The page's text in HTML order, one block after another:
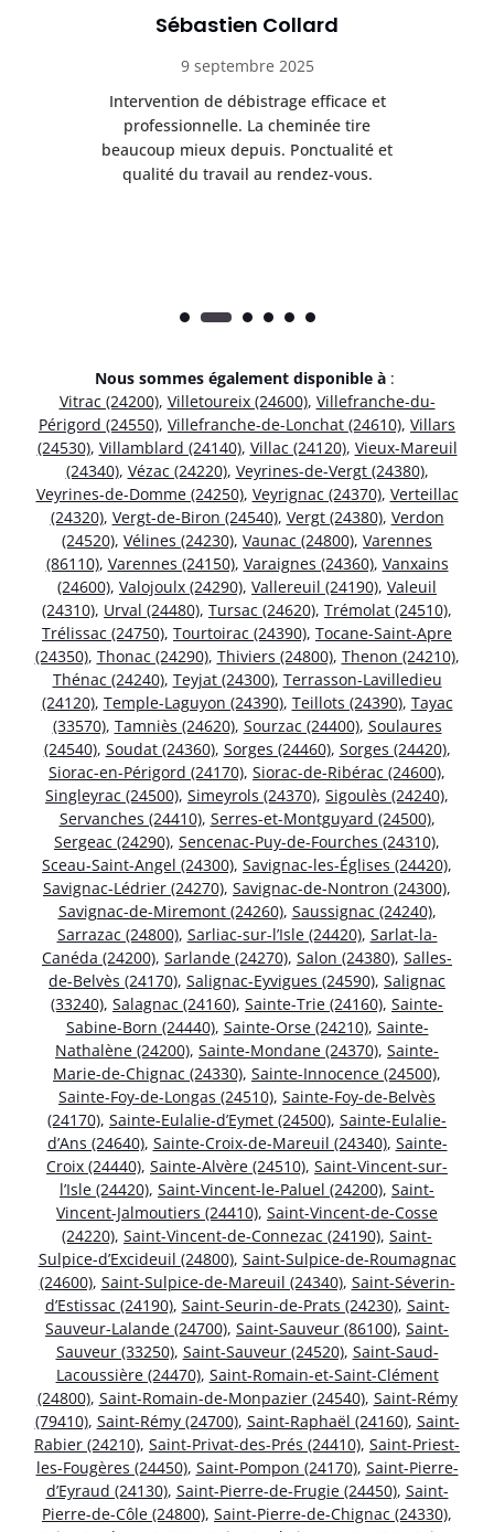
Sébastien Collard
9 septembre 2025
Intervention de débistrage efficace et
professionnelle. La cheminée tire
beaucoup mieux depuis. Ponctualité et
qualité du travail au rendez-vous.
Nous sommes également disponible à :
Vitrac (24200), Villetoureix (24600), Villefranche-du-
Périgord (24550), Villefranche-de-Lonchat (24610), Villars
(24530), Villamblard (24140), Villac (24120), Vieux-Mareuil
(24340), Vézac (24220), Veyrines-de-Vergt (24380),
Veyrines-de-Domme (24250), Veyrignac (24370), Verteillac
(24320), Vergt-de-Biron (24540), Vergt (24380), Verdon
(24520), Vélines (24230), Vaunac (24800), Varennes
(86110), Varennes (24150), Varaignes (24360), Vanxains
(24600), Valojoulx (24290), Vallereuil (24190), Valeuil
(24310), Urval (24480), Tursac (24620), Trémolat (24510),
Trélissac (24750), Tourtoirac (24390), Tocane-Saint-Apre
(24350), Thonac (24290), Thiviers (24800), Thenon (24210),
Thénac (24240), Teyjat (24300), Terrasson-Lavilledieu
(24120), Temple-Laguyon (24390), Teillots (24390), Tayac
(33570), Tamniès (24620), Sourzac (24400), Soulaures
(24540), Soudat (24360), Sorges (24460), Sorges (24420),
Siorac-en-Périgord (24170), Siorac-de-Ribérac (24600),
Singleyrac (24500), Simeyrols (24370), Sigoulès (24240),
Servanches (24410), Serres-et-Montguyard (24500),
Sergeac (24290), Sencenac-Puy-de-Fourches (24310),
Sceau-Saint-Angel (24300), Savignac-les-Églises (24420),
Savignac-Lédrier (24270), Savignac-de-Nontron (24300),
Savignac-de-Miremont (24260), Saussignac (24240),
Sarrazac (24800), Sarliac-sur-l’Isle (24420), Sarlat-la-
Canéda (24200), Sarlande (24270), Salon (24380), Salles-
de-Belvès (24170), Salignac-Eyvigues (24590), Salignac
(33240), Salagnac (24160), Sainte-Trie (24160), Sainte-
Sabine-Born (24440), Sainte-Orse (24210), Sainte-
Nathalène (24200), Sainte-Mondane (24370), Sainte-
Marie-de-Chignac (24330), Sainte-Innocence (24500),
Sainte-Foy-de-Longas (24510), Sainte-Foy-de-Belvès
(24170), Sainte-Eulalie-d’Eymet (24500), Sainte-Eulalie-
d’Ans (24640), Sainte-Croix-de-Mareuil (24340), Sainte-
Croix (24440), Sainte-Alvère (24510), Saint-Vincent-sur-
l’Isle (24420), Saint-Vincent-le-Paluel (24200), Saint-
Vincent-Jalmoutiers (24410), Saint-Vincent-de-Cosse
(24220), Saint-Vincent-de-Connezac (24190), Saint-
Sulpice-d’Excideuil (24800), Saint-Sulpice-de-Roumagnac
(24600), Saint-Sulpice-de-Mareuil (24340), Saint-Séverin-
d’Estissac (24190), Saint-Seurin-de-Prats (24230), Saint-
Sauveur-Lalande (24700), Saint-Sauveur (86100), Saint-
Sauveur (33250), Saint-Sauveur (24520), Saint-Saud-
Lacoussière (24470), Saint-Romain-et-Saint-Clément
(24800), Saint-Romain-de-Monpazier (24540), Saint-Rémy
(79410), Saint-Rémy (24700), Saint-Raphaël (24160), Saint-
Rabier (24210), Saint-Privat-des-Prés (24410), Saint-Priest-
les-Fougères (24450), Saint-Pompon (24170), Saint-Pierre-
d’Eyraud (24130), Saint-Pierre-de-Frugie (24450), Saint-
Pierre-de-Côle (24800), Saint-Pierre-de-Chignac (24330),